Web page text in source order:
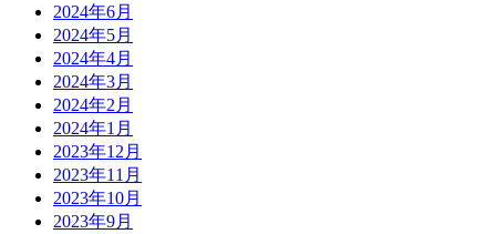
2024年6月
2024年5月
2024年4月
2024年3月
2024年2月
2024年1月
2023年12月
2023年11月
2023年10月
2023年9月